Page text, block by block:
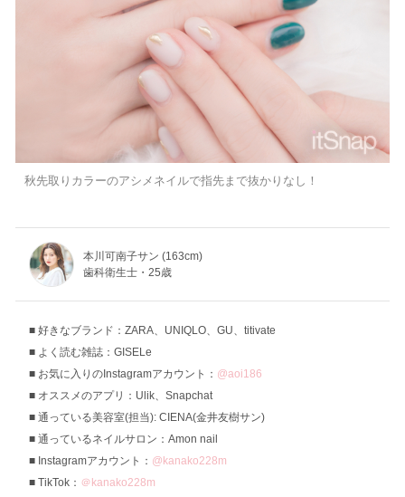
秋先取りカラーのアシメネイルで指先まで抜かりなし！
本川可南子サン (163cm)
歯科衛生士・25歳
好きなブランド：ZARA、UNIQLO、GU、titivate
よく読む雑誌：GISELe
お気に入りのInstagramアカウント： @aoi186
オススメのアプリ：Ulik、Snapchat
通っている美容室(担当): CIENA(金井友樹サン)
通っているネイルサロン：Amon nail
Instagramアカウント： @kanako228m
TikTok： ＠kanako228m